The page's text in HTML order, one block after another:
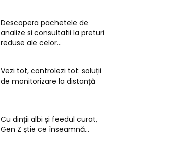
Descopera pachetele de
analize si consultatii la preturi
reduse ale celor...
Vezi tot, controlezi tot: soluții
de monitorizare la distanță
Cu dinții albi și feedul curat,
Gen Z știe ce înseamnă...